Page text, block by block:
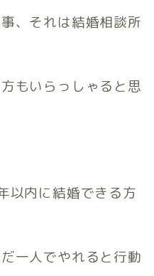
、それは結婚相談所
もいらっしゃると思
以内に結婚できる方
一人でやれると行動